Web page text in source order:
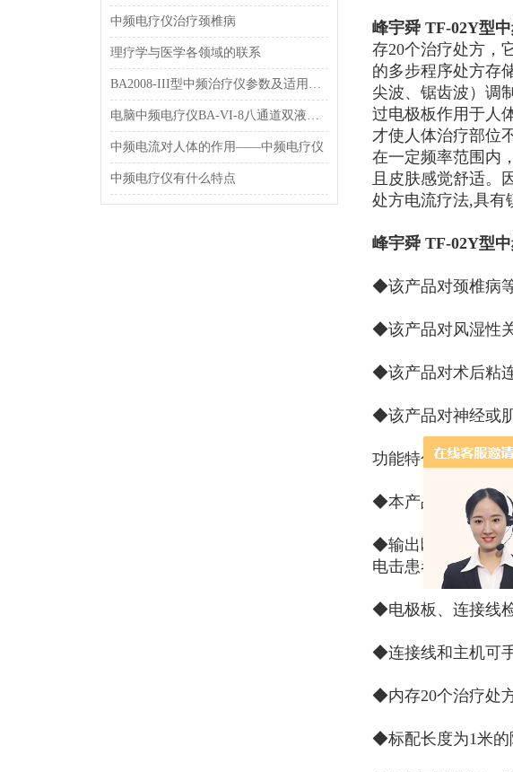
中频电疗仪治疗颈椎病
理疗学与医学各领域的联系
BA2008-III型中频治疗仪参数及适用范围和特点介绍
电脑中频电疗仪BA-VI-8八通道双液晶显示型 理疗机简介
中频电流对人体的作用——中频电疗仪
中频电疗仪有什么特点
峰宇舜 TF-02Y型
存20个治疗处方，
的多步程序处方存
尖波、锯齿波）调
过电极板作用于人
才使人体治疗部位
在一定频率范围内
且皮肤感觉舒适。
处方电流疗法,具有
峰宇舜 TF-02Y型
◆该产品对颈椎病
◆该产品对风湿性
◆该产品对术后粘
◆该产品对神经或
功能特色：
◆本产品适用于各
◆输出断路预警功
电击患者现象发生
◆电极板、连接线
◆连接线和主机可
◆内存20个治疗处
◆标配长度为1米的